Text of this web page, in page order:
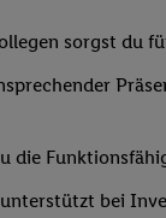
sorgst du
die
bei